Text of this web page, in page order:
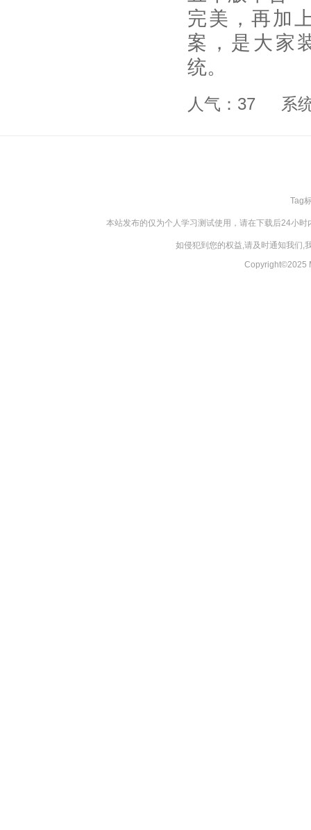
完美，再加
案，是大家
统。
人气：37 系
Tag
本站发布的仅为个人学习测试使用，请在下载后24小
如侵犯到您的权益,请及时通知我们,
Copyright©2025